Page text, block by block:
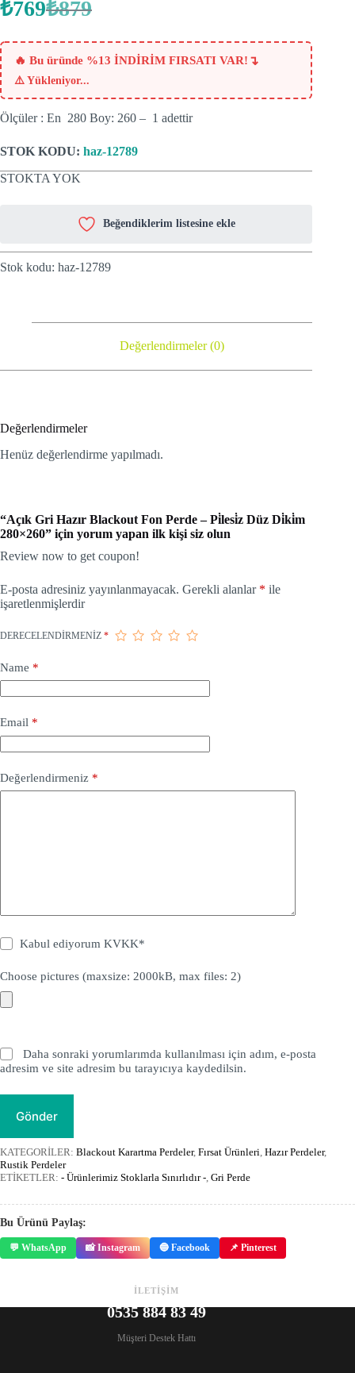
₺879
Orijinal
₺879.
₺769Şu
fiyat:
₺769.
🔥 Bu üründe %13 İNDİRİM FIRSATI VAR! ↴
⚠️ Yükleniyor...
Ölçüler : En 280 Boy: 260 – 1 adettir
STOK KODU: haz-12789
STOKTA YOK
Beğendiklerim listesine ekle
Stok kodu: haz-12789
Değerlendirmeler (0)
Değerlendirmeler
Henüz değerlendirme yapılmadı.
“Açık Gri Hazır Blackout Fon Perde – Pi̇lesi̇z Düz Di̇ki̇m
280×260” için yorum yapan ilk kişi siz olun
Review now to get coupon!
E-posta adresiniz yayınlanmayacak. Gerekli alanlar * ile
işaretlenmişlerdir
DERECELENDIRMENIZ *
Name *
Email *
Değerlendirmeniz *
Kabul ediyorumKVKK*
Choose pictures (maxsize: 2000kB, max files: 2)
Daha sonraki yorumlarımda kullanılması için adım, e-posta
adresim ve site adresim bu tarayıcıya kaydedilsin.
Gönder
KATEGORİLER: Blackout Karartma Perdeler, Fırsat Ürünleri, Hazır Perdeler,
Rustik Perdeler
ETİKETLER: - Ürünlerimiz Stoklarla Sınırlıdır -, Gri Perde
Bu Ürünü Paylaş:
💬 WhatsApp 📸 Instagram 🔵 Facebook 📌 Pinterest
İLETİŞİM
0535 884 83 49
Müşteri Destek Hattı